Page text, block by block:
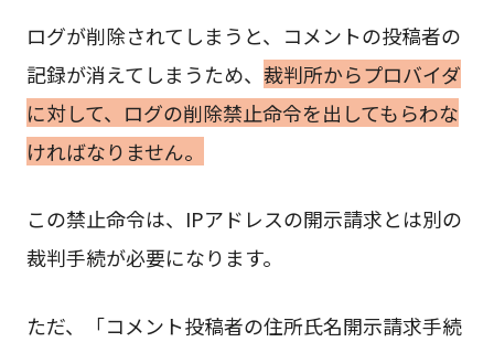
ログが削除されてしまうと、コメントの投稿者の
記録が消えてしまうため、 裁判所からプロバイダ
に対して、ログの削除禁止命令を出してもらわな
ければなりません。
この禁止命令は、IPアドレスの開示請求とは別の
裁判手続が必要になります。
ただ、「コメント投稿者の住所氏名開示請求手続